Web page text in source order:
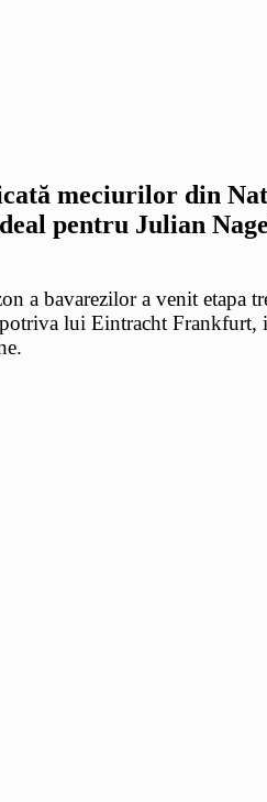
meciurilor din
pentru Julian
a bavarezilor a venit
lui Eintracht